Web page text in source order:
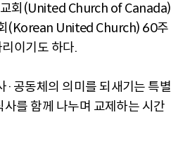
회(United Church of Canada)
(Korean United Church) 60주
이기도 하다.
·공동체의 의미를 되새기는 특별
를 함께 나누며 교제하는 시간